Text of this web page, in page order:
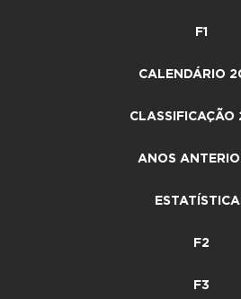
F1
CALENDÁRIO
ANOS
F2
F3